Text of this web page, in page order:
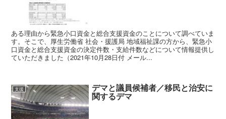
ある理由から緊急小口資金と総合支援資金のことについて調べていま
す。そこで、厚生労働省 社会・援護局 地域福祉課の方から、緊急小
口資金と総合支援資金の決定件数・支給件数などについて情報提供し
ていただきました（2021年10月28日付 メール...
支援 デマと議員候補者／移民と治安に
関するデマ